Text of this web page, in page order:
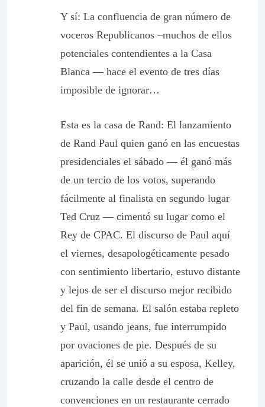
Y sí: La confluencia de gran número de
voceros Republicanos –muchos de ellos
potenciales contendientes a la Casa
Blanca — hace el evento de tres días
imposible de ignorar…
Esta es la casa de Rand: El lanzamiento
de Rand Paul quien ganó en las encuestas
presidenciales el sábado — él ganó más
de un tercio de los votos, superando
fácilmente al finalista en segundo lugar
Ted Cruz — cimentó su lugar como el
Rey de CPAC. El discurso de Paul aquí
el viernes, desapologéticamente pesado
con sentimiento libertario, estuvo distante
y lejos de ser el discurso mejor recibido
del fin de semana. El salón estaba repleto
y Paul, usando jeans, fue interrumpido
por ovaciones de pie. Después de su
aparición, él se unió a su esposa, Kelley,
cruzando la calle desde el centro de
convenciones en un restaurante cerrado